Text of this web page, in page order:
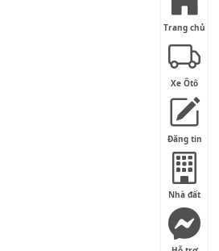
Trang chủ
Xe Ôtô
Đăng tin
Nhà đất